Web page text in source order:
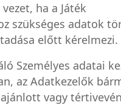
ha a Játék
szükséges adatok
előtt kérelmezi.
Személyes adatai
az Adatkezelők
vagy